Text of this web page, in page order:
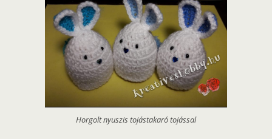
Horgolt nyuszis tojástakaró tojással